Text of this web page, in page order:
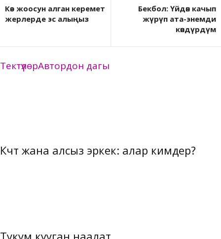
Көз жоосун алган керемет
жерлерде эс алыңыз
Бекбол: Үйдөн качып
жүрүп ата-энемди
көндүрдүм
ТектүүлөрАвтордон дагы
Күчтүү жана алсыз эркек: алар кимдер?
Тукум кууган наалат